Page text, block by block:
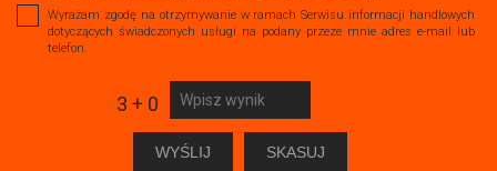
Wyrażam zgodę na otrzymywanie w ramach Serwisu informacji handlowych
dotyczących świadczonych usługi na podany przeze mnie adres e-mail lub
telefon.
3 + 0